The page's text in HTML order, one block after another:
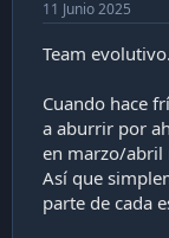
11 Junio 2025
Team evolutivo.
Cuando hace
a aburrir por
en marzo/abril
Así que
parte de cada